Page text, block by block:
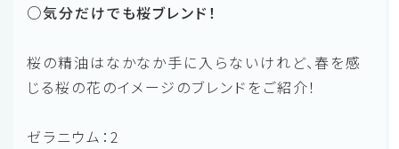
○気分だけでも桜ブレンド！
桜の精油はなかなか手に入らないけれど、春を感
じる桜の花のイメージのブレンドをご紹介！
ゼラニウム：2